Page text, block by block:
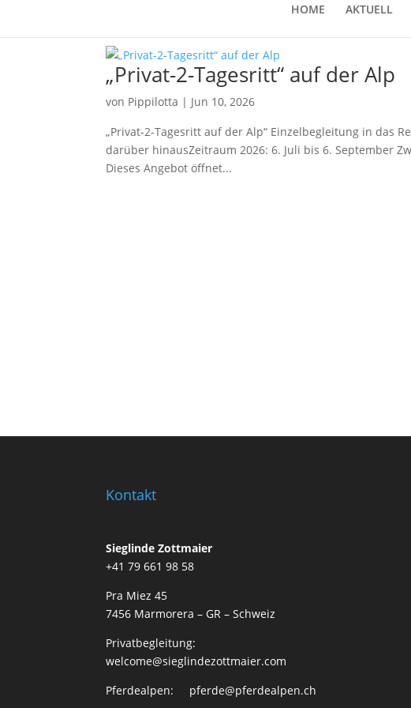
HOME AKTUELL
„Privat-2-Tagesritt“ auf der Alp
von Pippilotta | Jun 10, 2026
„Privat-2-Tagesritt auf der Alp“ Einzelbegleitung in das
darüber hinausZeitraum 2026: 6. Juli bis 6. September
Dieses Angebot öffnet...
Kontakt
Sieglinde Zottmaier
+41 79 661 98 58
Pra Miez 45
7456 Marmorera – GR – Schweiz
Privatbegleitung:
welcome@sieglindezottmaier.com
Pferdealpen: pferde@pferdealpen.ch